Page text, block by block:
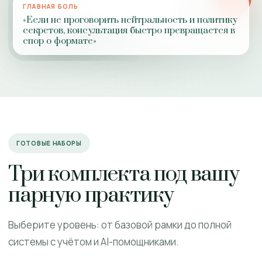
ГЛАВНАЯ БОЛЬ
«Если не проговорить нейтральность и политику
секретов, консультация быстро превращается в
спор о формате»
ГОТОВЫЕ НАБОРЫ
Три комплекта под вашу
парную практику
Выберите уровень: от базовой рамки до полной
системы с учётом и AI-помощниками.